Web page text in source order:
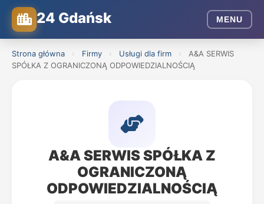
24 Gdańsk MENU
Strona główna › Firmy › Usługi dla firm ›
A&A SERWIS
SPÓŁKA Z OGRANICZONĄ ODPOWIEDZIALNOŚCIĄ
A&A SERWIS SPÓŁKA Z
OGRANICZONĄ
ODPOWIEDZIALNOŚCIĄ